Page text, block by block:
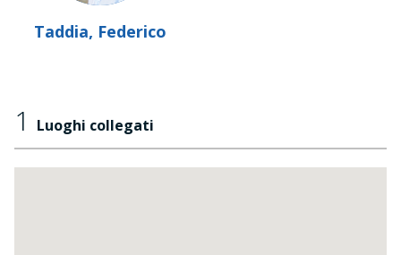
Taddia, Federico
1 Luoghi collegati